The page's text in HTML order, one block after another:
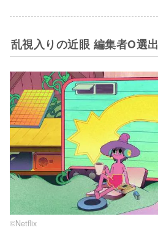
乱視入りの近眼 編集者O選出
©Netflix